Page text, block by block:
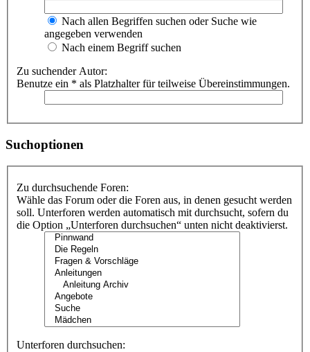
Nach allen Begriffen suchen oder Suche wie
angegeben verwenden
Nach einem Begriff suchen
Zu suchender Autor:
Benutze ein * als Platzhalter für teilweise Übereinstimmungen.
Suchoptionen
Zu durchsuchende Foren:
Wähle das Forum oder die Foren aus, in denen gesucht werden
soll. Unterforen werden automatisch mit durchsucht, sofern du
die Option „Unterforen durchsuchen“ unten nicht deaktivierst.
Unterforen durchsuchen: